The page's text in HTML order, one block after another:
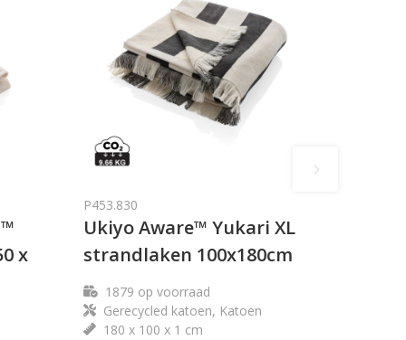
x
P453.830
Ukiyo Aware™ Yukari XL
strandlaken 100x180cm
1879 op voorraad
Gerecycled katoen, Katoen
180 x 100 x 1 cm